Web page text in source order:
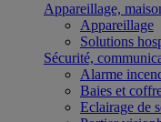
Appareillage,
Appareillage
Solutions
Sécurité,
Alarme
Baies et
Eclairage de